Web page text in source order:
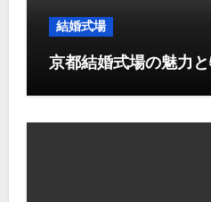
結婚式場
京都結婚式場の魅力